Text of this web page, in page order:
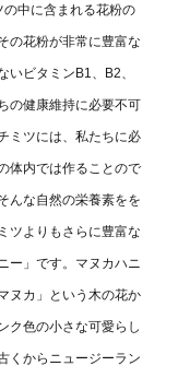
中に含まれる花粉の
の花粉が非常に豊富な
いビタミンB1、B2、
の健康維持に必要不可
ミツには、私たちに必
体内では作ることので
んな自然の栄養素をを
ツよりもさらに豊富な
ー」です。マヌカハニ
ヌカ」という木の花か
ク色の小さな可愛らし
くからニュージーラン